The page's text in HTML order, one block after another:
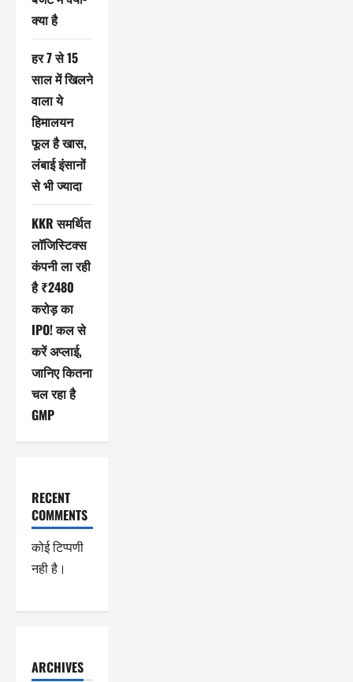
क्या है
हर 7 से 15
साल में खिलने
वाला ये
हिमालयन
फूल है खास,
लंबाई इंसानों
से भी ज्यादा
KKR समर्थित
लॉजिस्टिक्स
कंपनी ला रही
है ₹2480
करोड़ का
IPO! कल से
करें अप्लाई,
जानिए कितना
चल रहा है
GMP
RECENT
COMMENTS
कोई टिप्पणी
नही है।
ARCHIVES